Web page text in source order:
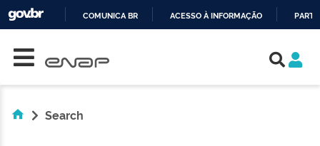
COMUNICA BR ACESSO À INFORMAÇÃO
Search